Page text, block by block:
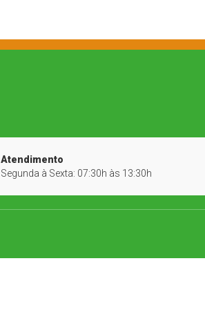
Atendimento
Segunda à Sexta: 07:30h às 13:30h